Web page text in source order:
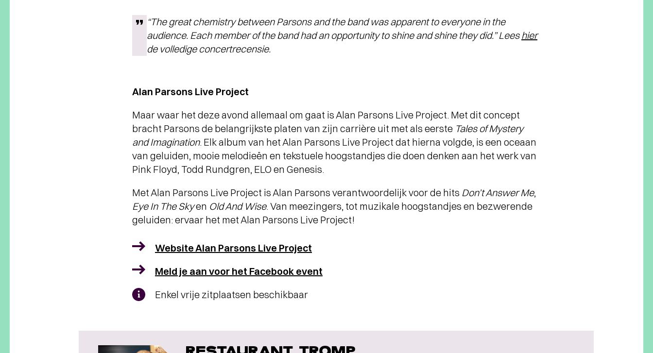
“The great chemistry between Parsons and the band was apparent to everyone in the
audience. Each member of the band had an opportunity to shine and shine they did.” Leeshier
de volledige concertrecensie.
Alan Parsons Live Project
Maar waar het deze avond allemaal om gaat is Alan Parsons Live Project. Met dit concept
bracht Parsons de belangrijkste platen van zijn carrière uit met als eerste Tales of Mystery
and Imagination. Elk album van het Alan Parsons Live Project dat hierna volgde, is een oceaan
van geluiden, mooie melodieën en tekstuele hoogstandjes die doen denken aan het werk van
Pink Floyd, Todd Rundgren, ELO en Genesis.
Met Alan Parsons Live Project is Alan Parsons verantwoordelijk voor de hits Don’t Answer Me,
Eye In The Skyen Old And Wise. Van meezingers, tot muzikale hoogstandjes en bezwerende
geluiden: ervaar het met Alan Parsons Live Project!
Website Alan Parsons Live Project
Meld je aan voor het Facebook event
Enkel vrije zitplaatsen beschikbaar